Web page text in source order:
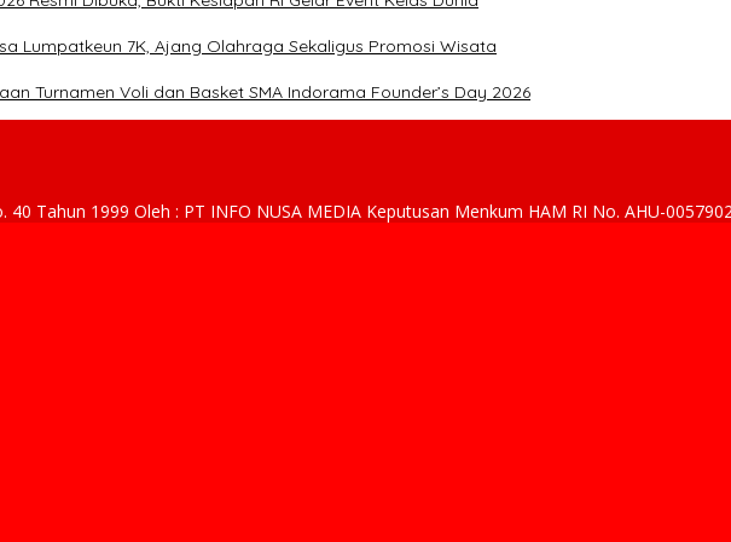
Lumpatkeun 7K, Ajang Olahraga Sekaligus Promosi Wisata
Turnamen Voli dan Basket SMA Indorama Founder’s Day 2026
Tahun 1999 Oleh : PT INFO NUSA MEDIA Keputusan Menkum HAM RI No. AHU-